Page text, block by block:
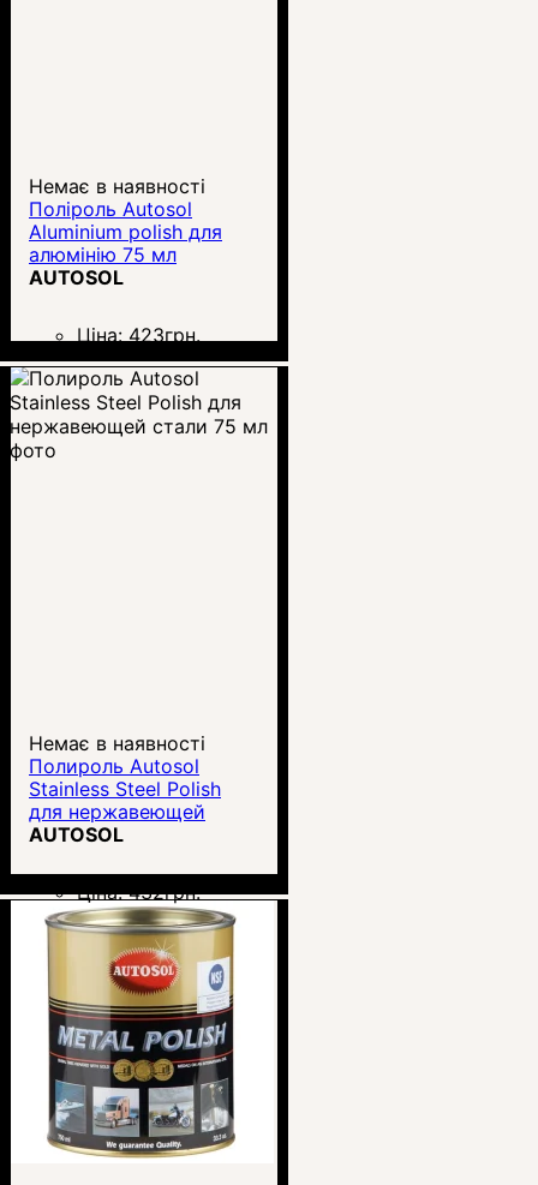
Немає в наявності
Поліроль Autosol
Aluminium polish для
алюмінію 75 мл
AUTOSOL
Ціна: 423грн.
Немає в наявності
Полироль Autosol
Stainless Steel Polish
для нержавеющей
стали 75 мл
AUTOSOL
Ціна:432грн.